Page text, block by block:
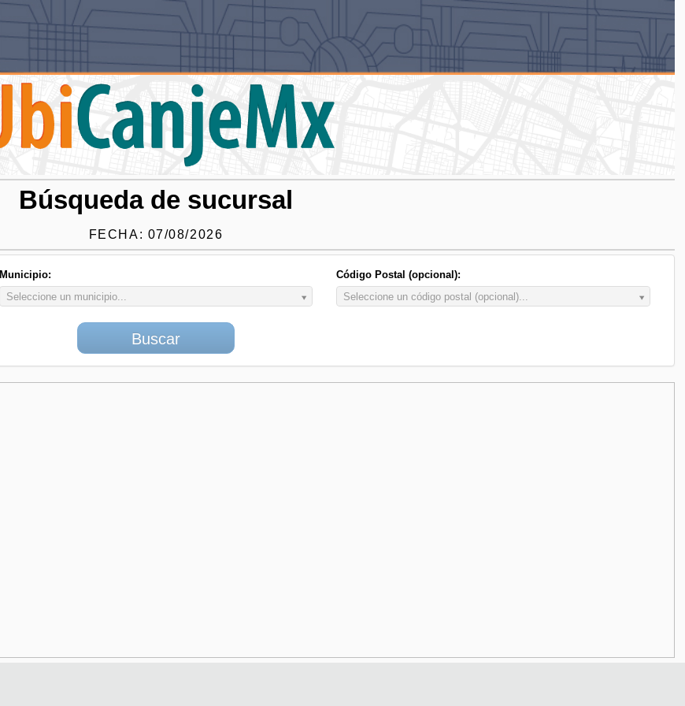
Búsqueda de sucursal
FECHA: 07/08/2026
Municipio:
Seleccione un municipio...
Municipio:
Código Postal (opcional):
Seleccione un código postal (opcional)...
Código
Postal
Buscar